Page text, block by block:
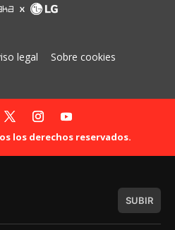
legal Sobre cookies
los derechos reservados.
SUBIR